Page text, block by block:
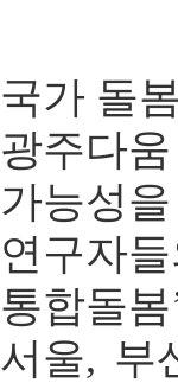
국가 돌
광주다
가능성
연구자
통합돌
서울, 부